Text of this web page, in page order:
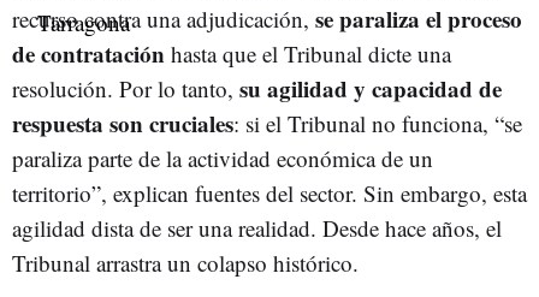
recurso contra una adjudicación, se paraliza el proceso
de contratación hasta que el Tribunal dicte una
resolución. Por lo tanto, su agilidad y capacidad de
respuesta son cruciales: si el Tribunal no funciona, “se
paraliza parte de la actividad económica de un
territorio”, explican fuentes del sector. Sin embargo, esta
agilidad dista de ser una realidad. Desde hace años, el
Tribunal arrastra un colapso histórico.